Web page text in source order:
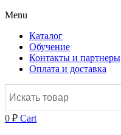
Menu
Каталог
Обучение
Контакты и партнеры
Оплата и доставка
0 ₽ Cart